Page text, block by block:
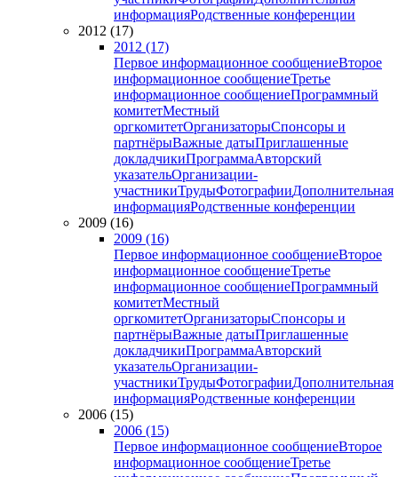
информацияРодственные конференции
2012 (17)
2012 (17)
Первое информационное сообщениеВторое
информационное сообщениеТретье
информационное сообщениеПрограммный
комитетМестный
оргкомитетОрганизаторыСпонсоры и
партнёрыВажные датыПриглашенные
докладчикиПрограммаАвторский
указательОрганизации-
участникиТрудыФотографииДополнительная
информацияРодственные конференции
2009 (16)
2009 (16)
Первое информационное сообщениеВторое
информационное сообщениеТретье
информационное сообщениеПрограммный
комитетМестный
оргкомитетОрганизаторыСпонсоры и
партнёрыВажные датыПриглашенные
докладчикиПрограммаАвторский
указательОрганизации-
участникиТрудыФотографииДополнительная
информацияРодственные конференции
2006 (15)
2006 (15)
Первое информационное сообщениеВторое
информационное сообщениеТретье